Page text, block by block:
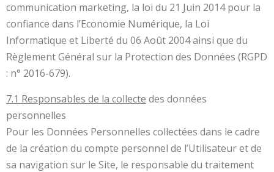
communication marketing, la loi du 21 Juin 2014 pour la
confiance dans l’Economie Numérique, la Loi
Informatique et Liberté du 06 Août 2004 ainsi que du
Règlement Général sur la Protection des Données (RGPD
: n° 2016-679).
7.1 Responsables de la collecte des données
personnelles
Pour les Données Personnelles collectées dans le cadre
de la création du compte personnel de l’Utilisateur et de
sa navigation sur le Site, le responsable du traitement